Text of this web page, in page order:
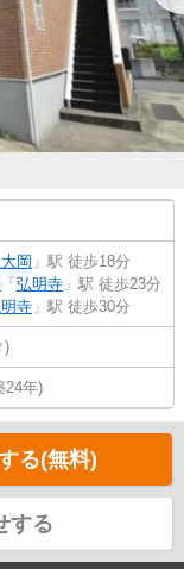
岡 」駅 徒歩18分
「 弘明寺 」駅 徒歩23分
寺 」駅 徒歩30分
)
24年)
る(無料)
する